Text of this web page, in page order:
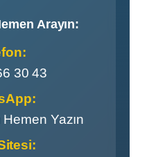
Arayın:
30 43
Yazın